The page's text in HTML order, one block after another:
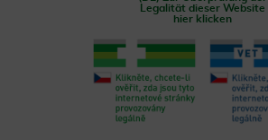
Legalität dieser Website
hier klicken